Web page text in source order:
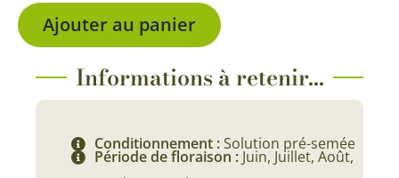
Ajouter au panier
Informations à retenir...
Conditionnement :Solution pré-semée
Période de floraison : Juin, Juillet, Août,